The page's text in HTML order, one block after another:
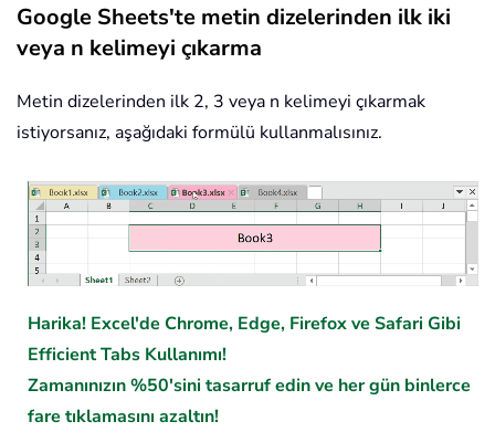
Google Sheets'te metin dizelerinden ilk iki
veya n kelimeyi çıkarma
Metin dizelerinden ilk 2, 3 veya n kelimeyi çıkarmak
istiyorsanız, aşağıdaki formülü kullanmalısınız.
Harika! Excel'de Chrome, Edge, Firefox ve Safari Gibi
Efficient Tabs Kullanımı!
Zamanınızın %50'sini tasarruf edin ve her gün binlerce
fare tıklamasını azaltın!